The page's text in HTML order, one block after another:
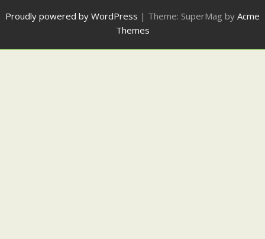
Proudly powered by WordPress | Theme: SuperMag by Acme
Themes